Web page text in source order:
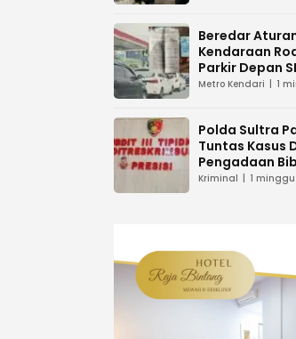
Beredar
Kendaraan
Parkir Depan
Dikenakan
Metro Kendari 1
Polda Sultra
Tuntas Kasus
Pengadaan
26 Miliar
Kriminal 1